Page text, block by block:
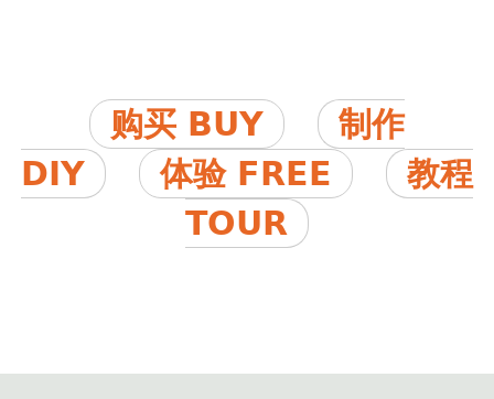
购买 BUY
制作
DIY
体验 FREE
教程
TOUR